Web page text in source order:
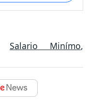
Salario Minímo,